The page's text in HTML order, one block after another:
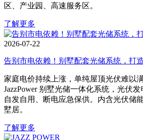
区、产业园、高速服务区。
了解更多
2026-07-22
告别市电依赖！别墅配套光储系统，打
家庭电价持续上涨，单纯屋顶光伏难以
JazzPower 别墅光储一体化系统，光伏
自发自用、断电应急保供。内含光伏储
墅居。
了解更多